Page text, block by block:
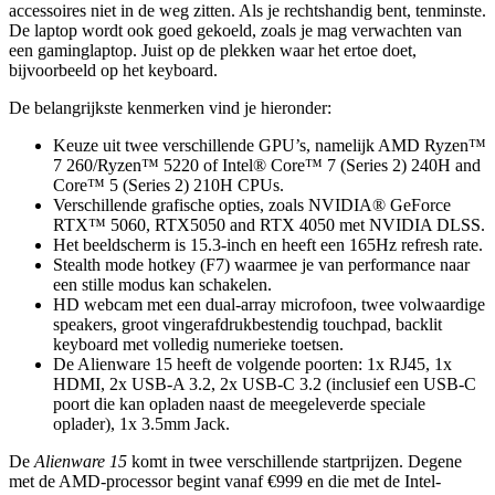
accessoires niet in de weg zitten. Als je rechtshandig bent, tenminste.
De laptop wordt ook goed gekoeld, zoals je mag verwachten van
een gaminglaptop. Juist op de plekken waar het ertoe doet,
bijvoorbeeld op het keyboard.
De belangrijkste kenmerken vind je hieronder:
Keuze uit twee verschillende GPU’s, namelijk AMD Ryzen™
7 260/Ryzen™ 5220 of Intel® Core™ 7 (Series 2) 240H and
Core™ 5 (Series 2) 210H CPUs.
Verschillende grafische opties, zoals NVIDIA® GeForce
RTX™ 5060, RTX5050 and RTX 4050 met NVIDIA DLSS.
Het beeldscherm is 15.3-inch en heeft een 165Hz refresh rate.
Stealth mode hotkey (F7) waarmee je van performance naar
een stille modus kan schakelen.
HD webcam met een dual-array microfoon, twee volwaardige
speakers, groot vingerafdrukbestendig touchpad, backlit
keyboard met volledig numerieke toetsen.
De Alienware 15 heeft de volgende poorten: 1x RJ45, 1x
HDMI, 2x USB-A 3.2, 2x USB-C 3.2 (inclusief een USB-C
poort die kan opladen naast de meegeleverde speciale
oplader), 1x 3.5mm Jack.
De Alienware 15 komt in twee verschillende startprijzen. Degene
met de AMD-processor begint vanaf €999 en die met de Intel-